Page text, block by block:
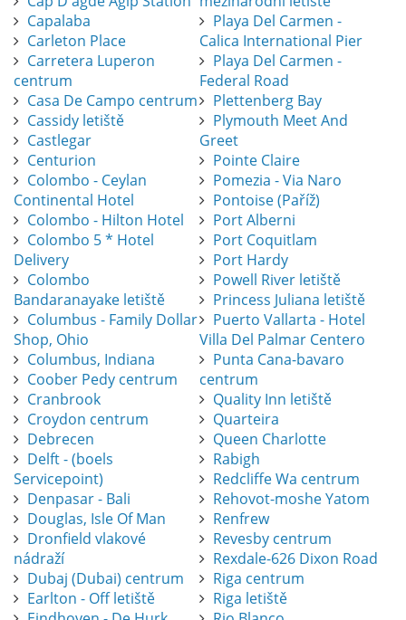
Capalaba
Carleton Place
Carretera Luperon
centrum
Casa De Campo centrum
Cassidy letiště
Castlegar
Centurion
Colombo - Ceylan
Continental Hotel
Colombo - Hilton Hotel
Colombo 5 * Hotel
Delivery
Colombo
Bandaranayake letiště
Columbus - Family Dollar
Shop, Ohio
Columbus, Indiana
Coober Pedy centrum
Cranbrook
Croydon centrum
Debrecen
Delft - (boels
Servicepoint)
Denpasar - Bali
Douglas, Isle Of Man
Dronfield vlakové
nádraží
Dubaj (Dubai) centrum
Earlton - Off letiště
Playa Del Carmen -
Calica International Pier
Playa Del Carmen -
Federal Road
Plettenberg Bay
Plymouth Meet And
Greet
Pointe Claire
Pomezia - Via Naro
Pontoise (Paříž)
Port Alberni
Port Coquitlam
Port Hardy
Powell River letiště
Princess Juliana letiště
Puerto Vallarta - Hotel
Villa Del Palmar Centero
Punta Cana-bavaro
centrum
Quality Inn letiště
Quarteira
Queen Charlotte
Rabigh
Redcliffe Wa centrum
Rehovot-moshe Yatom
Renfrew
Revesby centrum
Rexdale-626 Dixon Road
Riga centrum
Riga letiště